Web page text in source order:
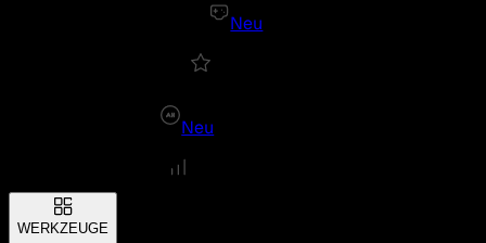
Neu
Neu
WERKZEUGE